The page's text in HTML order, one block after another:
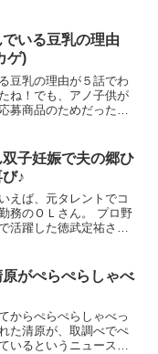
ということなのでしょ
よりも、雰...
でいる豆乳の理由
ゲ)
豆乳の理由が５話でわ
ね！でも、アノ子供が
募商品のためだったな
た動きのために飲んで
気にはな...
子妊娠で夫の郷ひ
♪
えば、元タレントでコ
務のＯＬさん。 プロ野
活躍した徳武定祐さん
で子供好きの郷ひろみ
うで...
がぺらぺらしゃべ
からぺらぺらしゃべっ
た清原が、取調べでぺ
いるというニュース見